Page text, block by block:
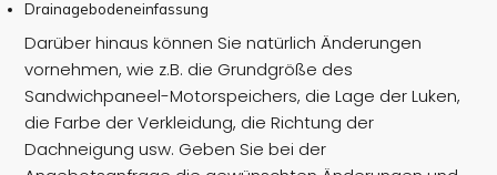
Drainagebodeneinfassung
Darüber hinaus können Sie natürlich Änderungen
vornehmen, wie z.B. die Grundgröße des
Sandwichpaneel-Motorspeichers, die Lage der Luken,
die Farbe der Verkleidung, die Richtung der
Dachneigung usw. Geben Sie bei der